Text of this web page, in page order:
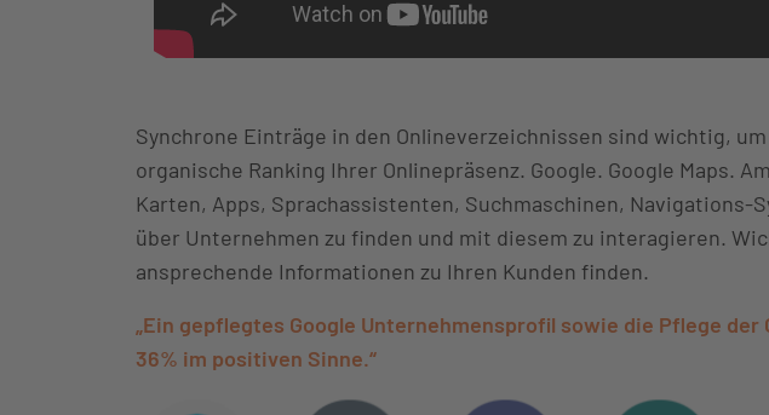
Synchrone Einträge in den Onlineverzeichnissen sind wichtig,
organische Ranking Ihrer Onlinepräsenz. Google. Google Maps.
Karten, Apps, Sprachassistenten, Suchmaschinen,
über Unternehmen zu finden und mit diesem zu interagieren.
ansprechende Informationen zu Ihren Kunden finden.
„Ein gepflegtes Google Unternehmensprofil sowie die Pflege
36% im positiven Sinne.“